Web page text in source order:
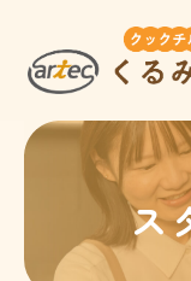
ス